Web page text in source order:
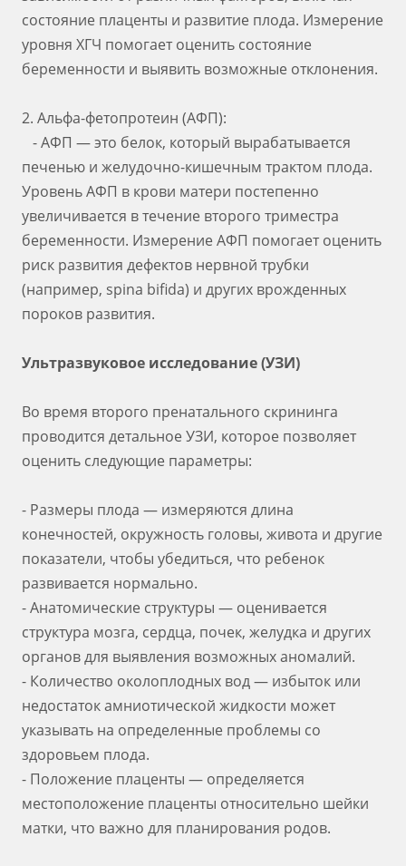
состояние плаценты и развитие плода. Измерение
уровня ХГЧ помогает оценить состояние
беременности и выявить возможные отклонения.
2. Альфа-фетопротеин (АФП):
- АФП — это белок, который вырабатывается
печенью и желудочно-кишечным трактом плода.
Уровень АФП в крови матери постепенно
увеличивается в течение второго триместра
беременности. Измерение АФП помогает оценить
риск развития дефектов нервной трубки
(например, spina bifida) и других врожденных
пороков развития.
Ультразвуковое исследование (УЗИ)
Во время второго пренатального скрининга
проводится детальное УЗИ, которое позволяет
оценить следующие параметры:
- Размеры плода — измеряются длина
конечностей, окружность головы, живота и другие
показатели, чтобы убедиться, что ребенок
развивается нормально.
- Анатомические структуры — оценивается
структура мозга, сердца, почек, желудка и других
органов для выявления возможных аномалий.
- Количество околоплодных вод — избыток или
недостаток амниотической жидкости может
указывать на определенные проблемы со
здоровьем плода.
- Положение плаценты — определяется
местоположение плаценты относительно шейки
матки, что важно для планирования родов.